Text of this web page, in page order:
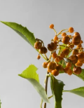
drabužinę.